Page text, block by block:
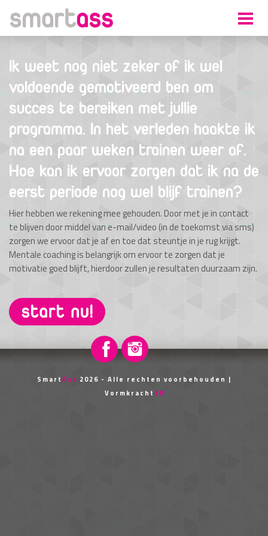
Ik weet nog niet zeker of ik wel
voldoende gemotiveerd ben om
succes te bereiken met jullie
programma. In het verleden haakte ik
na een paar weken trainen weer af.
Hoe kan ik ervoor zorgen dat ik na de
eerst periode nog wel blijf trainen?
Hier hebben we rekening mee gehouden. Door met je in contact
te blijven door middel van e-mail/video (in de toekomst via sms)
zorgen we ervoor dat je af en toe dat steuntje in je rug krijgt.
Mentale coaching is belangrijk om ervoor te zorgen dat je
motivatie goed blijft, hierdoor zullen je resultaten duurzaam zijn.
SmartAss 2026 - Alle rechten voorbehouden |
Vormkracht 10